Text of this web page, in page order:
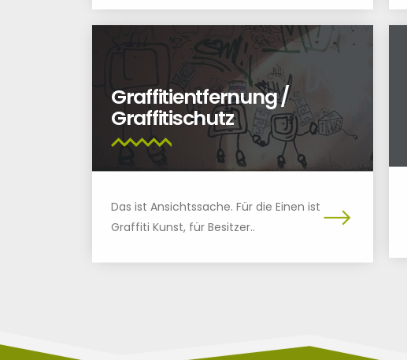
Graffitientfernung /
Graffitischutz
Das ist Ansichtssache. Für die Einen ist
Graffiti Kunst, für Besitzer..